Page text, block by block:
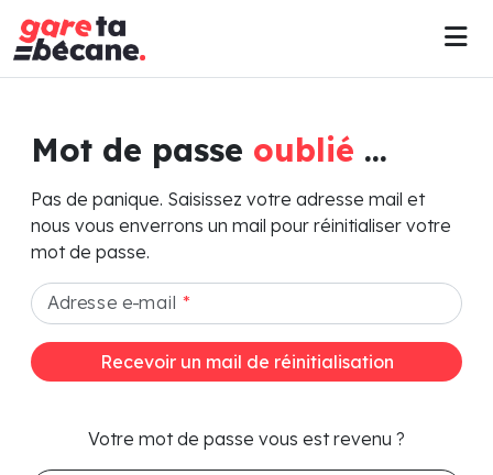
Mot de passe oublié ...
Pas de panique. Saisissez votre adresse mail et
nous vous enverrons un mail pour réinitialiser votre
mot de passe.
Adresse e-mail *
Recevoir un mail de réinitialisation
Votre mot de passe vous est revenu ?